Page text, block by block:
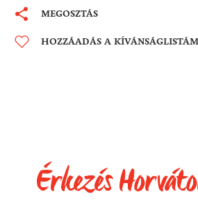
MEGOSZTÁS
HOZZÁADÁS A
Érkezés